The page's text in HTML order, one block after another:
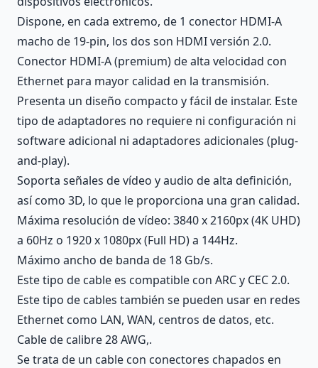
Dispone, en cada extremo, de 1 conector HDMI-A
macho de 19-pin, los dos son HDMI versión 2.0.
Conector HDMI-A (premium) de alta velocidad con
Ethernet para mayor calidad en la transmisión.
Presenta un diseño compacto y fácil de instalar. Este
tipo de adaptadores no requiere ni configuración ni
software adicional ni adaptadores adicionales (plug-
and-play).
Soporta señales de vídeo y audio de alta definición,
así como 3D, lo que le proporciona una gran calidad.
Máxima resolución de vídeo: 3840 x 2160px (4K UHD)
a 60Hz o 1920 x 1080px (Full HD) a 144Hz.
Máximo ancho de banda de 18 Gb/s.
Este tipo de cable es compatible con ARC y CEC 2.0.
Este tipo de cables también se pueden usar en redes
Ethernet como LAN, WAN, centros de datos, etc.
Cable de calibre 28 AWG,.
Se trata de un cable con conectores chapados en